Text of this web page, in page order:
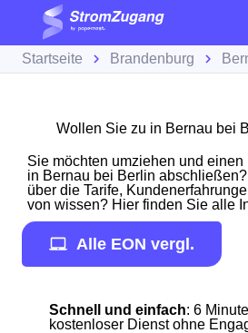
Startseite Brandenburg
Wollen Sie zu in Bernau bei
Sie möchten umziehen und
in Bernau bei Berlin
über die Tarife,
von wissen? Hier finden Sie alle
Alle EON vergl.
Schnell und einfach: 6
kostenloser Dienst ohne